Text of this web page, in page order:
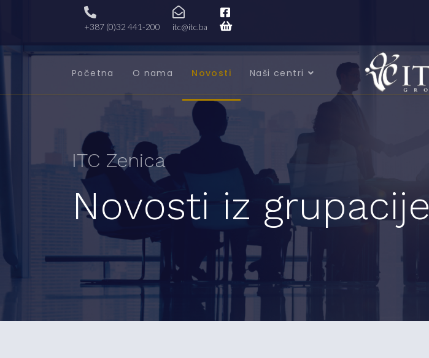
+387 (0)32 441-200 itc@itc.ba
Početna O nama Novosti Naši centri
ITC Zenica
Novosti iz grupacije